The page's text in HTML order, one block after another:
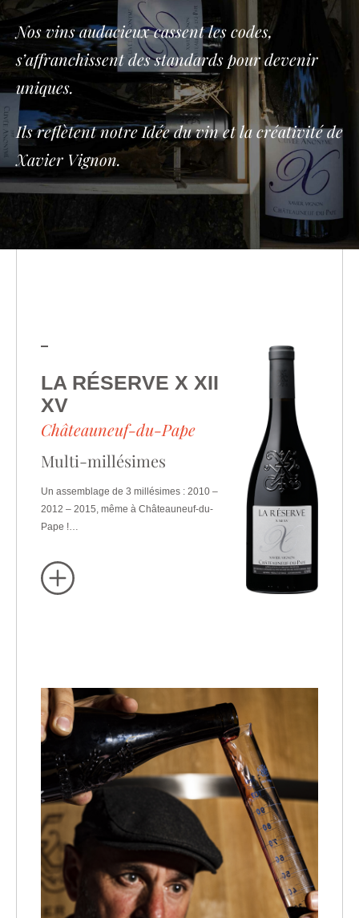
Nos vins audacieux cassent les codes,
s’affranchissent des standards pour devenir
uniques.
Ils reflètent notre Idée du vin et la créativité de
Xavier Vignon.
LA RÉSERVE X XII
XV
Châteauneuf-du-Pape
Multi-millésimes
Un assemblage de 3 millésimes : 2010 –
2012 – 2015, même à Châteauneuf-du-
Pape !…